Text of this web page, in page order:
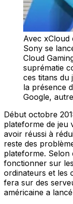
Avec
Sony se
Cloud
suprématie
ces titans du
la présence
Google,
Début octobre
plateforme de jeu
avoir réussi à
reste des
plateforme. Selon
fonctionner sur
ordinateurs et les
fera sur des
américaine a